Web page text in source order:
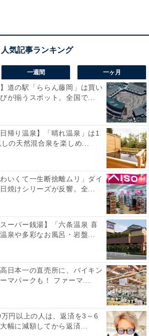
配書やサニー号の船首といったファ
加え、注目のイム様まで集めたくな
開されています。
しアクセサリー4
一週間 一ヶ月
道の駅「ららん藤岡」は買い
が揃うスポット。全国で...
帰り温泉】「晴れ温泉」は1
の天然混合泉を楽しめ...
いくて一生断捨離ムリ」ダイ
焼けシリーズが反響。全...
スーパー銭湯】「六条温泉 喜
泉や多彩なお風呂・岩盤...
日本一の直売所に、バイキン
マパークも！ ファーマ...
円以上の人は、返済を3～6
幅に減額してから返済...